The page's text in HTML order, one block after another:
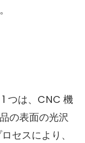
つは、CNC 機
の表面の光沢
セスにより、